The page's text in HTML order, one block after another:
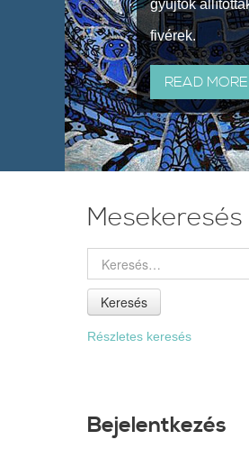
gyűjtők
fivérek.
READ MORE
Mesekeresés
Keresés
Részletes keresés
Bejelentkezés